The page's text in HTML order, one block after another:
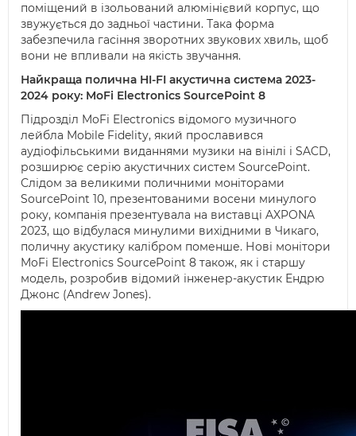
поміщений в ізольований алюмінієвий корпус, що
звужується до задньої частини. Така форма
забезпечила гасіння зворотних звукових хвиль, щоб
вони не впливали на якість звучання.
Найкраща полична HI-FI акустична система 2023-
2024 року: MoFi Electronics SourcePoint 8
Підрозділ MoFi Electronics відомого музичного
лейбла Mobile Fidelity, який прославився
аудіофільськими виданнями музики на вінілі і SACD,
розширює серію акустичних систем SourcePoint.
Слідом за великими поличними моніторами
SourcePoint 10, презентованими восени минулого
року, компанія презентувала на виставці AXPONA
2023, що відбулася минулими вихідними в Чикаго,
поличну акустику калібром поменше. Нові монітори
MoFi Electronics SourcePoint 8 також, як і старшу
модель, розробив відомий інженер-акустик Ендрю
Джонс (Andrew Jones).